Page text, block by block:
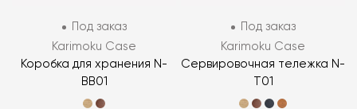
Под заказ
Karimoku Case
Коробка для хранения N-
BB01
Под заказ
Karimoku Case
Сервировочная тележка N-
T01